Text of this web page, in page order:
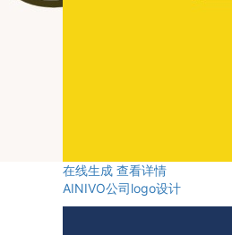
在线生成 查看详情
AINIVO公司logo设计